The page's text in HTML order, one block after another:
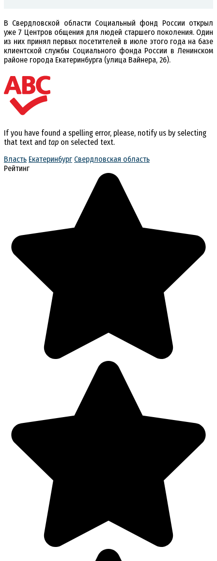
В Свердловской области Социальный фонд России открыл
уже 7 Центров общения для людей старшего поколения. Один
из них принял первых посетителей в июле этого года на базе
клиентской службы Социального фонда России в Ленинском
районе города Екатеринбурга (улица Вайнера, 26).
If you have found a spelling error, please, notify us by selecting
that text and tap on selected text.
Власть Екатеринбург Свердловская область
Рейтинг